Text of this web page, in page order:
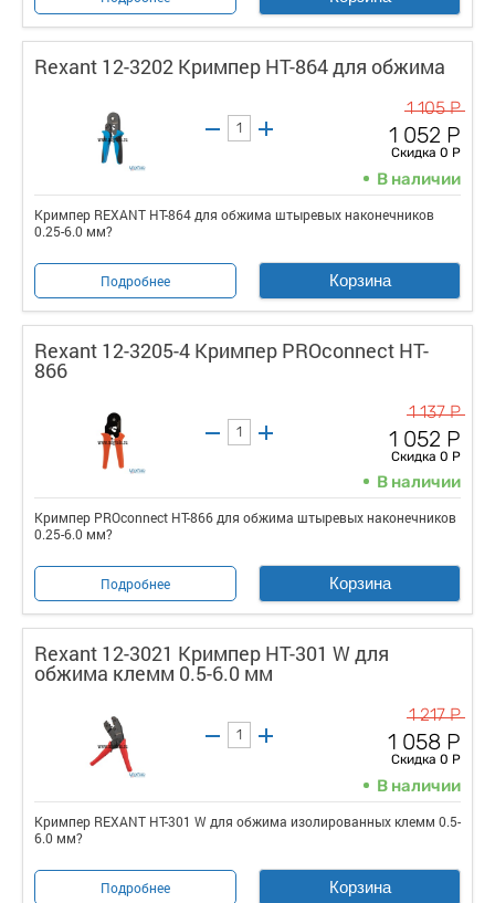
Rexant 12-3202 Кримпер HT-864 для обжима
1 105 Р
1 052 Р
Скидка 0 Р
В наличии
Кримпер REXANT HT-864 для обжима штыревых наконечников
0.25-6.0 мм?
Подробнее Корзина
Rexant 12-3205-4 Кримпер PROconnect HT-
866
1 137 Р
1 052 Р
Скидка 0 Р
В наличии
Кримпер PROconnect HT-866 для обжима штыревых наконечников
0.25-6.0 мм?
Подробнее Корзина
Rexant 12-3021 Кримпер HT-301 W для
обжима клемм 0.5-6.0 мм
1 217 Р
1 058 Р
Скидка 0 Р
В наличии
Кримпер REXANT HT-301 W для обжима изолированных клемм 0.5-
6.0 мм?
Подробнее Корзина